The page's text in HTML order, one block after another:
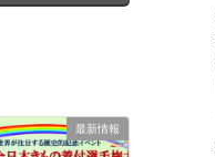
最新情報